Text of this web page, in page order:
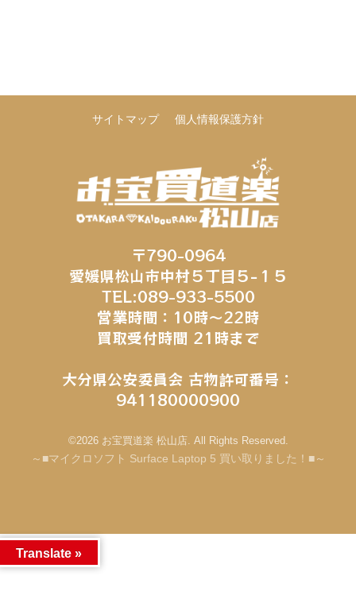
サイトマップ 個人情報保護方針
〒790-0964
愛媛県松山市中村５丁目５−１５
TEL:089-933-5500
営業時間：10時～22時
買取受付時間 21時まで
大分県公安委員会 古物許可番号：
941180000900
©2026 お宝買道楽 松山店. All Rights Reserved.
～■マイクロソフト Surface Laptop 5 買い取りました！■～
Translate »